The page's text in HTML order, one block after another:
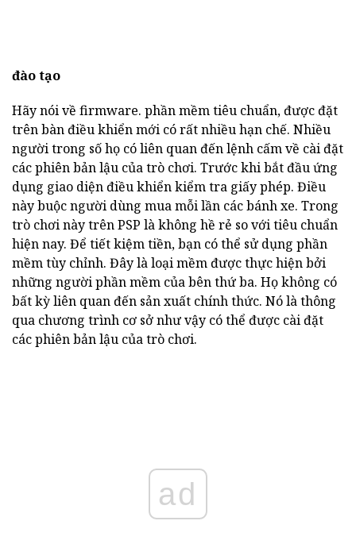
đào tạo
Hãy nói về firmware. phần mềm tiêu chuẩn, được đặt
trên bàn điều khiển mới có rất nhiều hạn chế. Nhiều
người trong số họ có liên quan đến lệnh cấm về cài đặt
các phiên bản lậu của trò chơi. Trước khi bắt đầu ứng
dụng giao diện điều khiển kiểm tra giấy phép. Điều
này buộc người dùng mua mỗi lần các bánh xe. Trong
trò chơi này trên PSP là không hề rẻ so với tiêu chuẩn
hiện nay. Để tiết kiệm tiền, bạn có thể sử dụng phần
mềm tùy chỉnh. Đây là loại mềm được thực hiện bởi
những người phần mềm của bên thứ ba. Họ không có
bất kỳ liên quan đến sản xuất chính thức. Nó là thông
qua chương trình cơ sở như vậy có thể được cài đặt
các phiên bản lậu của trò chơi.
ad